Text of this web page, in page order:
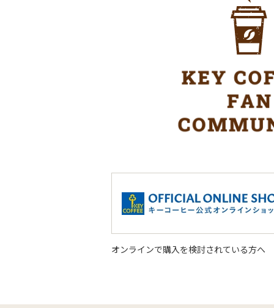
オンラインで購入を検討されている方へ